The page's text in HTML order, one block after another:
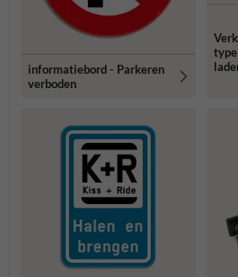
informatiebord - Parkeren
verboden